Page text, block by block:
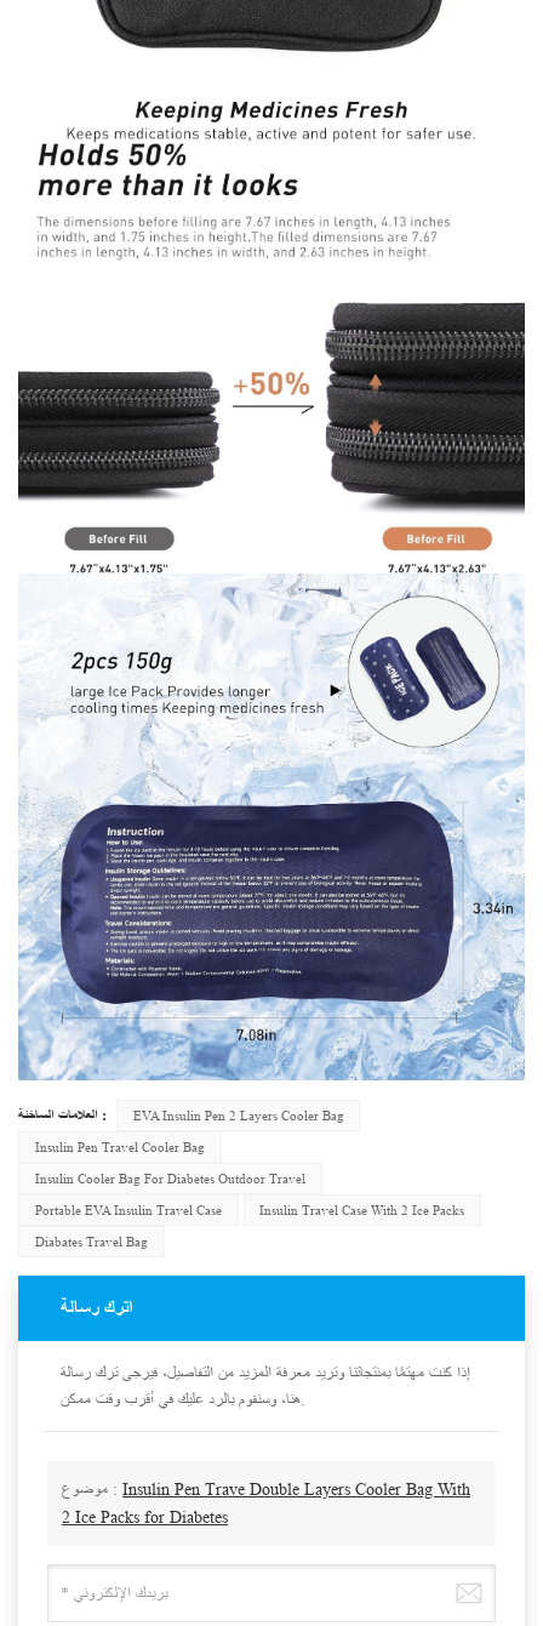
العلامات الساخنة :
EVA Insulin Pen 2 Layers Cooler Bag
Insulin Pen Travel Cooler Bag
Insulin Cooler Bag For Diabetes Outdoor Travel
Portable EVA Insulin Travel Case
Insulin Travel Case With 2 Ice Packs
Diabates Travel Bag
اترك رسالة
إذا كنت مهتمًا بمنتجاتنا وتريد معرفة المزيد من التفاصيل، فيرجى ترك رسالة
موضوع : Insulin Pen Trave Double Layers Cooler Bag With
2 Ice Packs for Diabetes